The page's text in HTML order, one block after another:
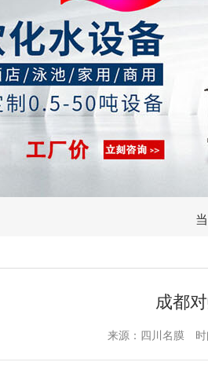
成都
来源：四川名膜